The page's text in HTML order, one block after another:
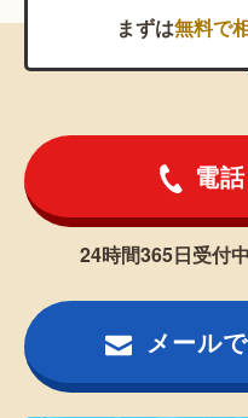
まずは無料で
電
24時間365日受付
メール